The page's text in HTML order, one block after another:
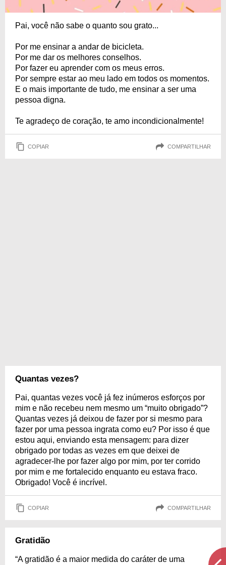
Pai, você não sabe o quanto sou grato...
Por me ensinar a andar de bicicleta.
Por me dar os melhores conselhos.
Por fazer eu aprender com os meus erros.
Por sempre estar ao meu lado em todos os momentos.
E o mais importante de tudo, me ensinar a ser uma
pessoa digna.
Te agradeço de coração, te amo incondicionalmente!
COPIAR COMPARTILHAR
Quantas vezes?
Pai, quantas vezes você já fez inúmeros esforços por
mim e não recebeu nem mesmo um “muito obrigado”?
Quantas vezes já deixou de fazer por si mesmo para
fazer por uma pessoa ingrata como eu? Por isso é que
estou aqui, enviando esta mensagem: para dizer
obrigado por todas as vezes em que deixei de
agradecer-lhe por fazer algo por mim, por ter corrido
por mim e me fortalecido enquanto eu estava fraco.
Obrigado! Você é incrível.
COPIAR COMPARTILHAR
Gratidão
“A gratidão é a maior medida do caráter de uma